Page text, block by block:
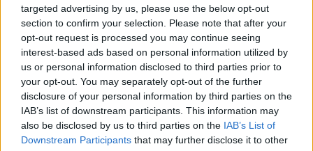
targeted advertising by us, please use the below opt-out
section to confirm your selection. Please note that after your
opt-out request is processed you may continue seeing
interest-based ads based on personal information utilized by
us or personal information disclosed to third parties prior to
your opt-out. You may separately opt-out of the further
disclosure of your personal information by third parties on the
IAB’s list of downstream participants. This information may
also be disclosed by us to third parties on the IAB’s List of
Downstream Participants that may further disclose it to other
Η Κεφαλονιά είναι ένας αληθινός παράδεισος. Εκτός από όλες τις άλλες
ομορφιές, φημίζεται για τις παραλίες της με τα μαγευτικά νερά του Ιονίου και
τις όμορφες...
- Advertisement -